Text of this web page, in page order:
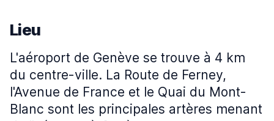
Lieu
L'aéroport de Genève se trouve à 4 km
du centre-ville. La Route de Ferney,
l'Avenue de France et le Quai du Mont-
Blanc sont les principales artères menant